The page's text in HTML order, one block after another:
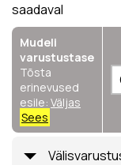
saadaval
Mudeli
varustustase
Tõsta
erinevused
esile: Väljas
Sees